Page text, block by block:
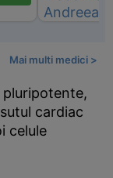
Mai multi medici >
cardiac
celule